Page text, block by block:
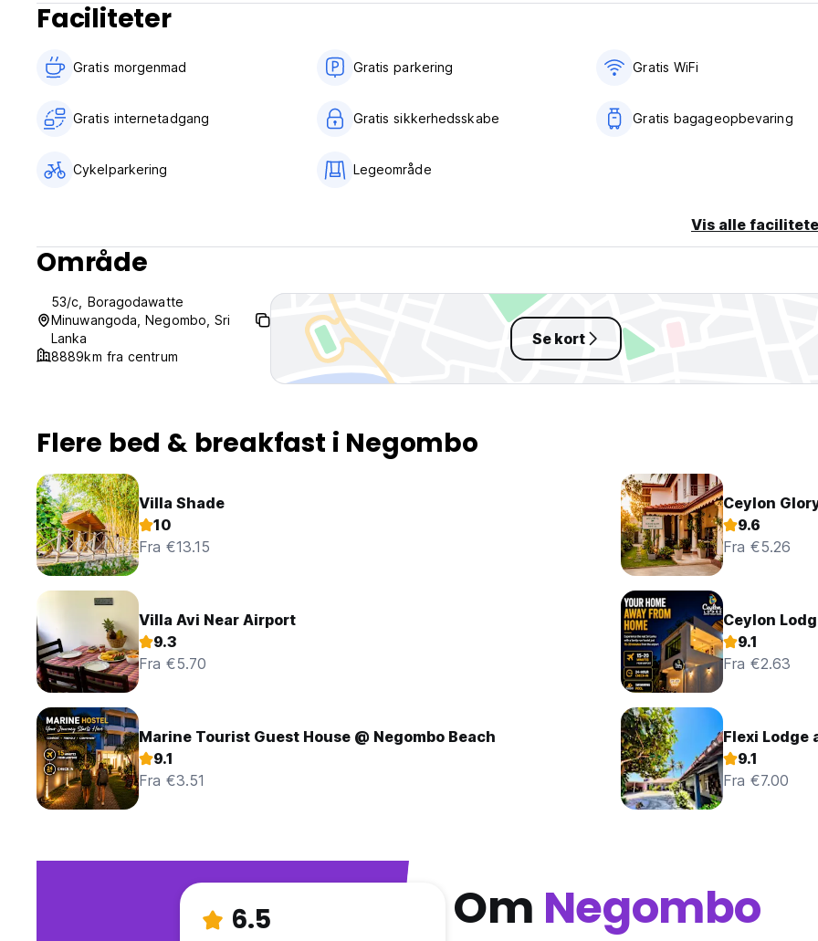
Faciliteter
Gratis morgenmad‎ Gratis parkering Gratis WiFi
Gratis internetadgang Gratis sikkerhedsskabe Gratis bagageopbevaring
Cykelparkering Legeområde
Vis alle
Område
53/c, Boragodawatte
Minuwangoda, Negombo, Sri
Lanka
8889km fra centrum
Se kort
Flere bed & breakfast i Negombo
Villa Shade
10
Fra €13.15
Ceylon
9.6
Fra €5.26
Villa Avi Near Airport
9.3
Fra €5.70
Ceylon
9.1
Fra €2.63
Marine Tourist Guest House @ Negombo Beach
9.1
Fra €3.51
Flexi Lodge
9.1
Fra €7.00
6.5 Om Negombo